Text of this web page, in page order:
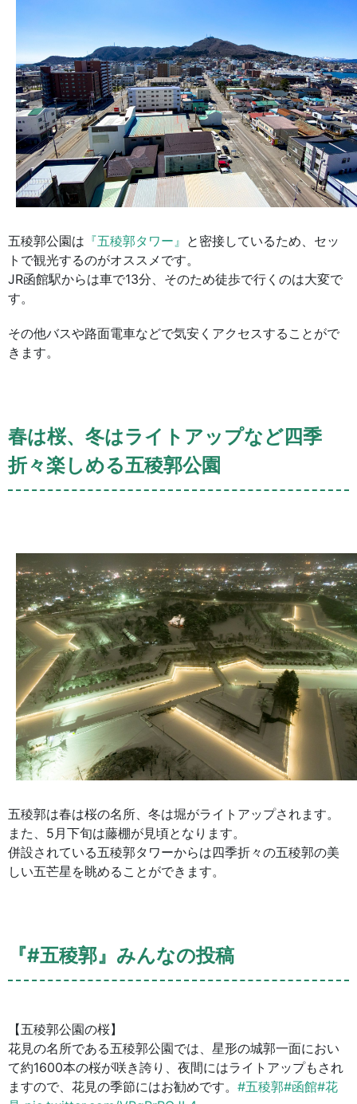
五稜郭公園は 『五稜郭タワー』 と密接しているため、セッ
トで観光するのがオススメです。
JR函館駅からは車で13分、そのため徒歩で行くのは大変で
す。
その他バスや路面電車などで気安くアクセスすることがで
きます。
春は桜、冬はライトアップなど四季
折々楽しめる五稜郭公園
五稜郭は春は桜の名所、冬は堀がライトアップされます。
また、5月下旬は藤棚が見頃となります。
併設されている五稜郭タワーからは四季折々の五稜郭の美
しい五芒星を眺めることができます。
『#五稜郭』みんなの投稿
【五稜郭公園の桜】
花見の名所である五稜郭公園では、星形の城郭一面におい
て約1600本の桜が咲き誇り、夜間にはライトアップもされ
ますので、花見の季節にはお勧めです。 #五稜郭#函館#花